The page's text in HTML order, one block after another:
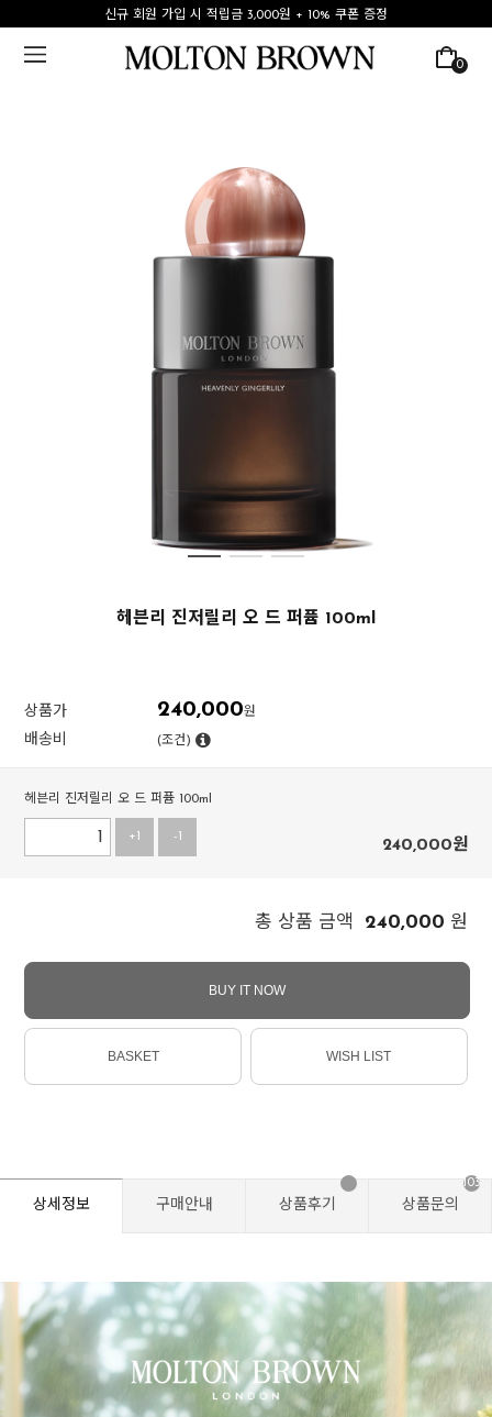
신규 회원 가입 시 적립금 3,000원 + 10% 쿠폰 증정
0
헤븐리 진저릴리 오 드 퍼퓸 100ml
상품가 240,000원
배송비 (조건)
헤븐리 진저릴리 오 드 퍼퓸 100ml
+1 -1 240,000원
총 상품 금액 240,000 원
BUY IT NOW
BASKET WISH LIST
상세정보 구매안내 상품후기 상품문의
103